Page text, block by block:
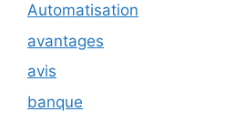
Automatisation
avantages
avis
banque